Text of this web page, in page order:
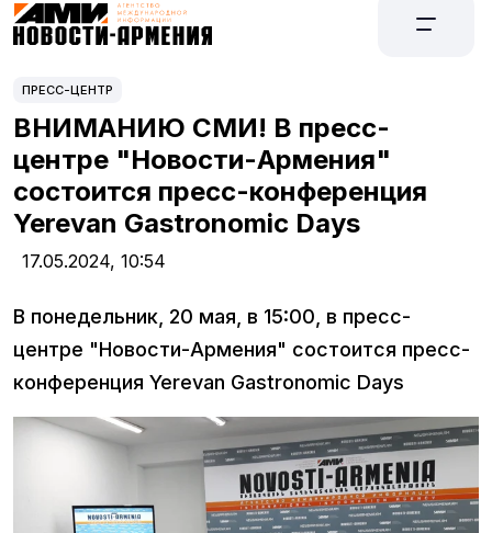
ПРЕСС-ЦЕНТР
ВНИМАНИЮ СМИ! В пресс-
центре "Новости-Армения"
состоится пресс-конференция
Yerevan Gastronomic Days
17.05.2024, 10:54
В понедельник, 20 мая, в 15:00, в пресс-
центре "Новости-Армения" состоится пресс-
конференция Yerevan Gastronomic Days